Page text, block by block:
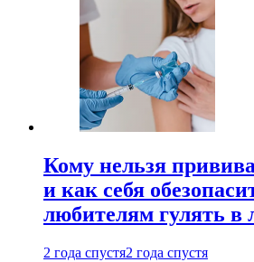
Кому нельзя
и как себя
любителям гулять в
2 года спустя2 года спустя